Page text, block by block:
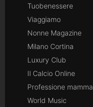
Tuobenessere
Viaggiamo
Nonne Magazine
Milano Cortina
Luxury Club
Il Calcio Online
Professione mamma
World Music